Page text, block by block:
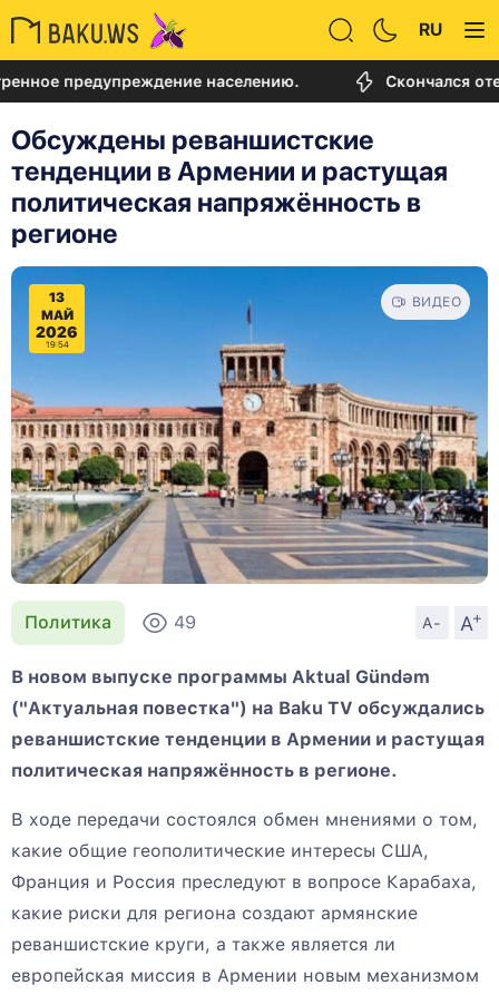
RU
населению. Скончался отец
Обсуждены реваншистские
тенденции в Армении и растущая
политическая напряжённость в
регионе
13
МАЙ
2026
19:54
ВИДЕО
Политика 49 A- A
+
В новом выпуске программы Aktual Gündəm
("Актуальная повестка") на Baku TV обсуждались
реваншистские тенденции в Армении и растущая
политическая напряжённость в регионе.
В ходе передачи состоялся обмен мнениями о том,
какие общие геополитические интересы США,
Франция и Россия преследуют в вопросе Карабаха,
какие риски для региона создают армянские
реваншистские круги, а также является ли
европейская миссия в Армении новым механизмом